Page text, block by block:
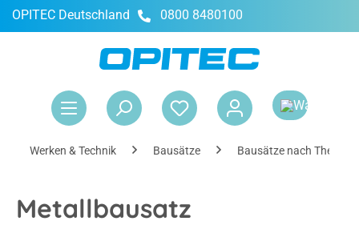
springen
OPITEC Deutschland 0800 8480100
Werken & Technik Bausätze Bausätze nach Themen
Metallbausatz